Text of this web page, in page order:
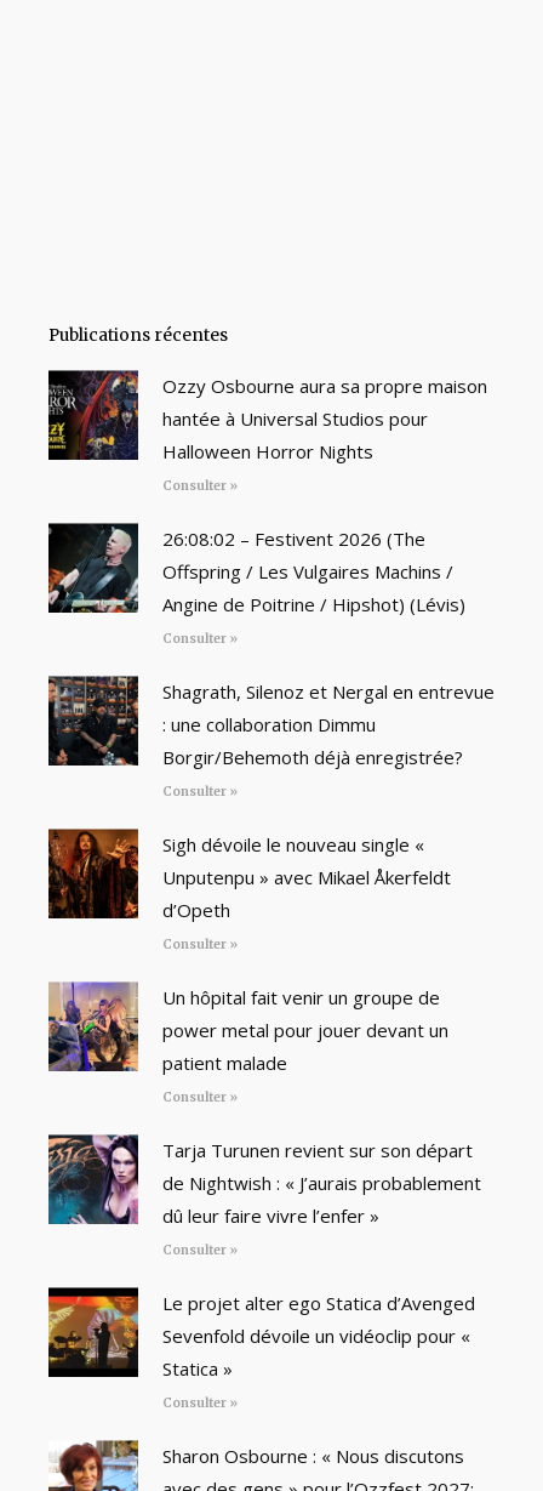
Publications récentes
Ozzy Osbourne aura sa propre maison
hantée à Universal Studios pour
Halloween Horror Nights
Consulter »
26:08:02 – Festivent 2026 (The
Offspring / Les Vulgaires Machins /
Angine de Poitrine / Hipshot) (Lévis)
Consulter »
Shagrath, Silenoz et Nergal en entrevue
: une collaboration Dimmu
Borgir/Behemoth déjà enregistrée?
Consulter »
Sigh dévoile le nouveau single «
Unputenpu » avec Mikael Åkerfeldt
d’Opeth
Consulter »
Un hôpital fait venir un groupe de
power metal pour jouer devant un
patient malade
Consulter »
Tarja Turunen revient sur son départ
de Nightwish : « J’aurais probablement
dû leur faire vivre l’enfer »
Consulter »
Le projet alter ego Statica d’Avenged
Sevenfold dévoile un vidéoclip pour «
Statica »
Consulter »
Sharon Osbourne : « Nous discutons